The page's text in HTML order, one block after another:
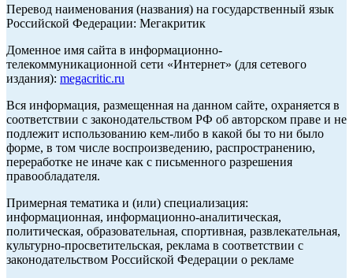
Перевод наименования (названия) на государственный язык
Российской Федерации: Мегакритик
Доменное имя сайта в информационно-
телекоммуникационной сети «Интернет» (для сетевого
издания): megacritic.ru
Вся информация, размещенная на данном сайте, охраняется в
соответствии с законодательством РФ об авторском праве и не
подлежит использованию кем-либо в какой бы то ни было
форме, в том числе воспроизведению, распространению,
переработке не иначе как с письменного разрешения
правообладателя.
Примерная тематика и (или) специализация:
информационная, информационно-аналитическая,
политическая, образовательная, спортивная, развлекательная,
культурно-просветительская, реклама в соответствии с
законодательством Российской Федерации о рекламе